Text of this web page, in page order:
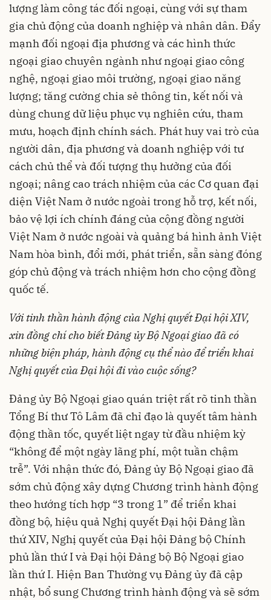
lượng làm công tác đối ngoại, cùng với sự tham
gia chủ động của doanh nghiệp và nhân dân. Đẩy
mạnh đối ngoại địa phương và các hình thức
ngoại giao chuyên ngành như ngoại giao công
nghệ, ngoại giao môi trường, ngoại giao năng
lượng; tăng cường chia sẻ thông tin, kết nối và
dùng chung dữ liệu phục vụ nghiên cứu, tham
mưu, hoạch định chính sách. Phát huy vai trò của
người dân, địa phương và doanh nghiệp với tư
cách chủ thể và đối tượng thụ hưởng của đối
ngoại; nâng cao trách nhiệm của các Cơ quan đại
diện Việt Nam ở nước ngoài trong hỗ trợ, kết nối,
bảo vệ lợi ích chính đáng của cộng đồng người
Việt Nam ở nước ngoài và quảng bá hình ảnh Việt
Nam hòa bình, đổi mới, phát triển, sẵn sàng đóng
góp chủ động và trách nhiệm hơn cho cộng đồng
quốc tế.
Với tinh thần hành động của Nghị quyết Đại hội XIV,
xin đồng chí cho biết Đảng ủy Bộ Ngoại giao đã có
những biện pháp, hành động cụ thể nào để triển khai
Nghị quyết của Đại hội đi vào cuộc sống?
Đảng ủy Bộ Ngoại giao quán triệt rất rõ tinh thần
Tổng Bí thư Tô Lâm đã chỉ đạo là quyết tâm hành
động thần tốc, quyết liệt ngay từ đầu nhiệm kỳ
“không để một ngày lãng phí, một tuần chậm
trễ”. Với nhận thức đó, Đảng ủy Bộ Ngoại giao đã
sớm chủ động xây dựng Chương trình hành động
theo hướng tích hợp “3 trong 1” để triển khai
đồng bộ, hiệu quả Nghị quyết Đại hội Đảng lần
thứ XIV, Nghị quyết của Đại hội Đảng bộ Chính
phủ lần thứ I và Đại hội Đảng bộ Bộ Ngoại giao
lần thứ I. Hiện Ban Thường vụ Đảng ủy đã cập
nhật, bổ sung Chương trình hành động và sẽ sớm